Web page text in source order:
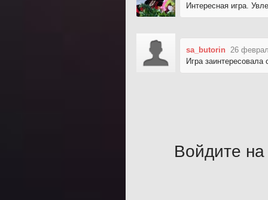
Интересная игра.
sa_butorin 26
Игра
Войдите на